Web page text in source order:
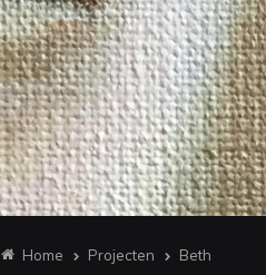
Home Projecten Beth